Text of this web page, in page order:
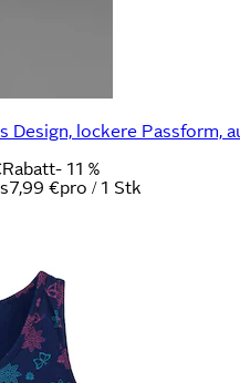
Design, lockere Passform,
Rabatt- 11 %
7,99 €pro / 1 Stk